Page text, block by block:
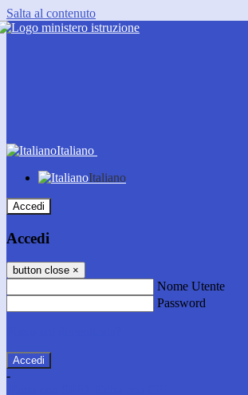
Salta al contenuto
Italiano
Italiano
Accedi
Accedi
button close ×
Nome Utente
Password
-